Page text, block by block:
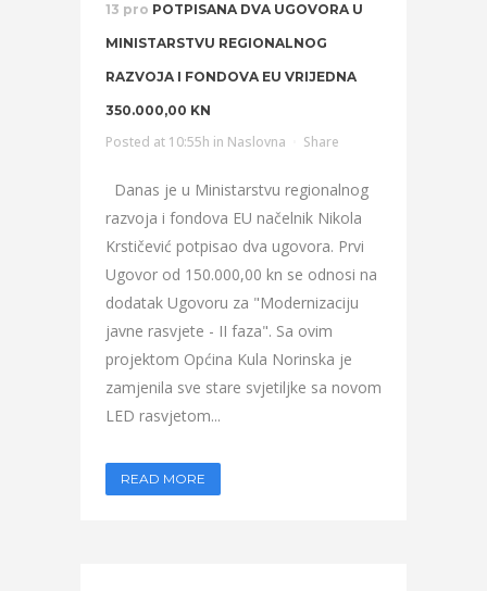
13 pro POTPISANA DVA UGOVORA U
MINISTARSTVU REGIONALNOG
RAZVOJA I FONDOVA EU VRIJEDNA
350.000,00 KN
Posted at 10:55h in Naslovna Share
Danas je u Ministarstvu regionalnog
razvoja i fondova EU načelnik Nikola
Krstičević potpisao dva ugovora. Prvi
Ugovor od 150.000,00 kn se odnosi na
dodatak Ugovoru za "Modernizaciju
javne rasvjete - II faza". Sa ovim
projektom Općina Kula Norinska je
zamjenila sve stare svjetiljke sa novom
LED rasvjetom...
READ MORE